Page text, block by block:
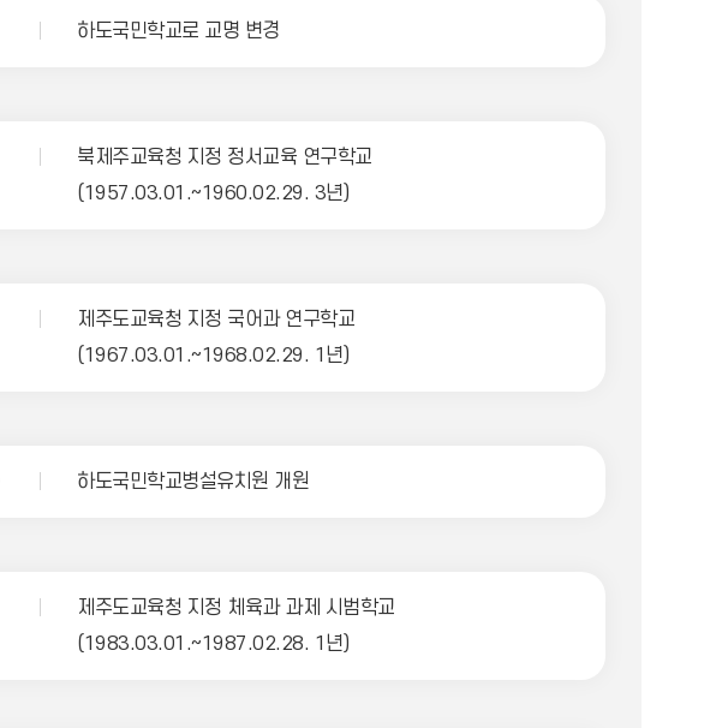
하도국민학교로 교명 변경
북제주교육청 지정 정서교육 연구학교
(1957.03.01.~1960.02.29. 3년)
제주도교육청 지정 국어과 연구학교
(1967.03.01.~1968.02.29. 1년)
하도국민학교병설유치원 개원
제주도교육청 지정 체육과 과제 시범학교
(1983.03.01.~1987.02.28. 1년)